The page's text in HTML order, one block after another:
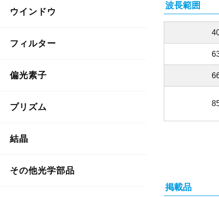
ウインドウ
フィルター
偏光素子
プリズム
結晶
その他光学部品
波長範囲
掲載品